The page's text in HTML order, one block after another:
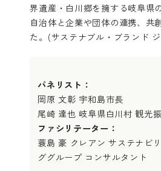
界遺産・白川郷を擁する岐阜県
自治体と企業や団体の連携、共
た。(サステナブル・ブランド
パネリスト：
岡原 文彰 宇和島市長
尾崎 達也 岐阜県白川村 観光
ファシリテーター：
蓑島 豪 クレアン サステナビ
ググループ コンサルタント